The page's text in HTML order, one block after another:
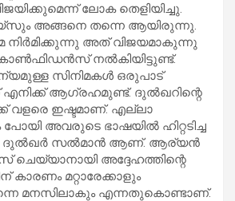
ലോക തെളിയിച്ചു.
അങ്ങനെ തന്നെ ആയിരുന്നു.
നിർമിക്കുന്നു അത് വിജയമാകുന്നു
നൽകിയിട്ടുണ്ട്.
സിനിമകൾ ഒരുപാട്
ആഗ്രഹമുണ്ട്. ദുൽഖറിന്റെ
വളരെ ഇഷ്ടമാണ്. എല്ലാ
അവരുടെ ഭാഷയിൽ ഹിറ്റടിച്ച
ദുൽഖർ സൽമാൻ ആണ്. ആര്യൻ
ചെയ്യാനായി അദ്ദേഹത്തിന്റെ
മറ്റാരേക്കാളും
മനസിലാകും എന്നതുകൊണ്ടാണ്.